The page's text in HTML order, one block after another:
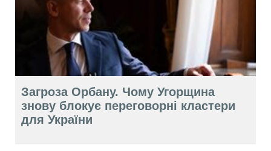
Загроза Орбану. Чому Угорщина
знову блокує переговорні кластери
для України